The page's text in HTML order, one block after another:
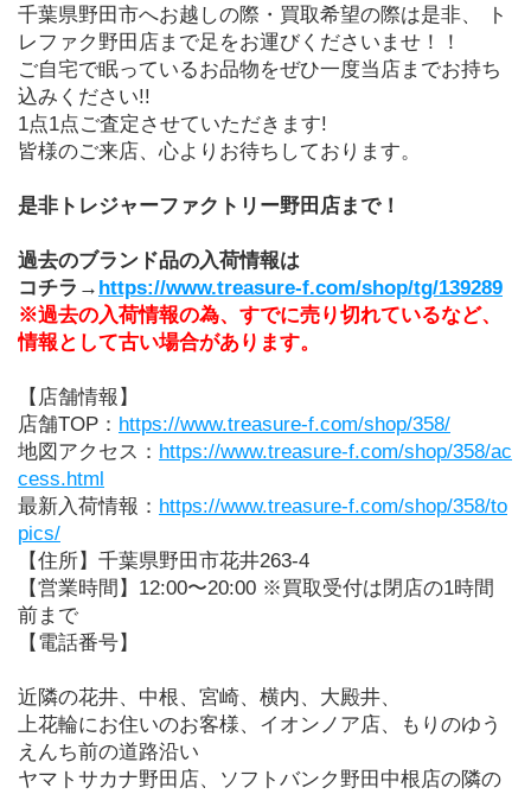
千葉県野田市へお越しの際・買取希望の際は是非、 ト
レファク野田店まで足をお運びくださいませ！！
ご自宅で眠っているお品物をぜひ一度当店までお持ち
込みください!!
1点1点ご査定させていただきます!
皆様のご来店、心よりお待ちしております。
是非トレジャーファクトリー野田店まで！
過去のブランド品の入荷情報は
コチラ→ https://www.treasure-f.com/shop/tg/139289
※過去の入荷情報の為、すでに売り切れているなど、
情報として古い場合があります。
【店舗情報】
店舗TOP： https://www.treasure-f.com/shop/358/
地図アクセス： https://www.treasure-f.com/shop/358/ac
cess.html
最新入荷情報： https://www.treasure-f.com/shop/358/to
pics/
【住所】千葉県野田市花井263-4
【営業時間】12:00〜20:00 ※買取受付は閉店の1時間
前まで
【電話番号】
近隣の花井、中根、宮崎、横内、大殿井、
上花輪にお住いのお客様、イオンノア店、もりのゆう
えんち前の道路沿い
ヤマトサカナ野田店、ソフトバンク野田中根店の隣の